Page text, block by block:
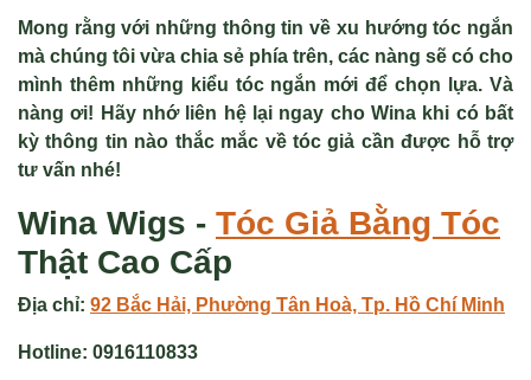
Mong rằng với những thông tin về xu hướng tóc ngắn
mà chúng tôi vừa chia sẻ phía trên, các nàng sẽ có cho
mình thêm những kiểu tóc ngắn mới để chọn lựa. Và
nàng ơi! Hãy nhớ liên hệ lại ngay cho Wina khi có bất
kỳ thông tin nào thắc mắc về tóc giả cần được hỗ trợ
tư vấn nhé!
Wina Wigs - Tóc Giả Bằng Tóc
Thật Cao Cấp
Địa chỉ: 92 Bắc Hải, Phường Tân Hoà, Tp. Hồ Chí Minh
Hotline: 0916110833